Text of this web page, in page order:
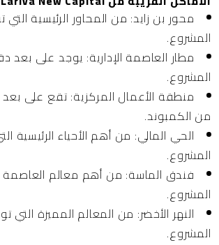
محور بن زايد: من المحاور الرئيسية
المشروع.
مطار العاصمة الإدارية: يوجد على بعد
المشروع.
منطقة الأعمال المركزية: تقع على
من الكمبوند.
الحي المالي: من أهم الأحياء الرئيسية
المشروع.
فندق الماسة: من أهم معالم العاصمة
المشروع.
النهر الأخضر: من المعالم المميزة التي
المشروع.